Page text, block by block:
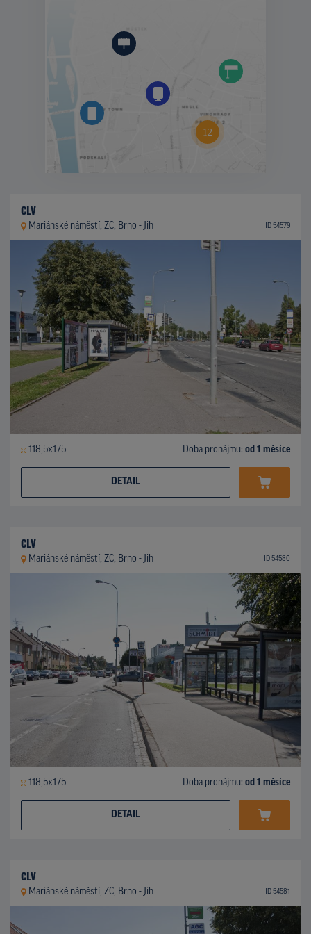
CLV
Mariánské náměstí, ZC, Brno - Jih ID 54579
118,5x175 Doba pronájmu: od 1 měsíce
DETAIL
CLV
Mariánské náměstí, ZC, Brno - Jih ID 54580
118,5x175 Doba pronájmu: od 1 měsíce
DETAIL
CLV
Mariánské náměstí, ZC, Brno - Jih ID 54581